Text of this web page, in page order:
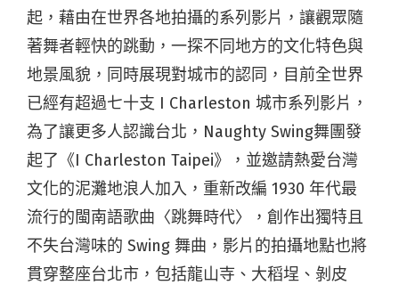
起，藉由在世界各地拍攝的系列影片，讓觀眾隨
著舞者輕快的跳動，一探不同地方的文化特色與
地景風貌，同時展現對城市的認同，目前全世界
已經有超過七十支 I Charleston 城市系列影片，
為了讓更多人認識台北，Naughty Swing舞團發
起了《I Charleston Taipei》，並邀請熱愛台灣
文化的泥灘地浪人加入，重新改編 1930 年代最
流行的閩南語歌曲〈跳舞時代〉，創作出獨特且
不失台灣味的 Swing 舞曲，影片的拍攝地點也將
貫穿整座台北市，包括龍山寺、大稻埕、剝皮